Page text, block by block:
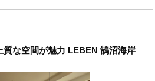
な空間が魅力 LEBEN 鵠沼海岸